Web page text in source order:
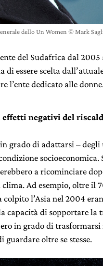
dello Un Women © Mark
del Sudafrica dal
essere scelta
l’ente dedicato alle
effetti negativi del
grado di adattarsi –
socioeconomica.
a ricominciare
Ad esempio, oltre il
l’Asia nel 2004
capacità di sopportare la
in grado di
guardare oltre se stesse.